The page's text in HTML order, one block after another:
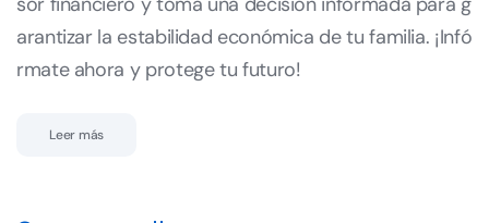
arantizar la estabilidad económica de tu familia. ¡Infó
rmate ahora y protege tu futuro!
Leer más